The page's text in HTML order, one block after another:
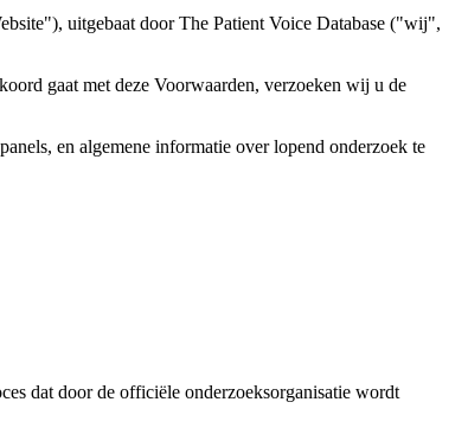
uitgebaat door The Patient Voice Database ("wij",
gaat met deze Voorwaarden, verzoeken wij u de
en algemene informatie over lopend onderzoek te
dat door de officiële onderzoeksorganisatie wordt